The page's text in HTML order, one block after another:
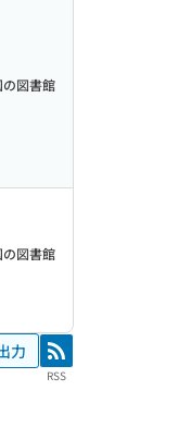
の図書館
の図書館
力 RSS
RSS